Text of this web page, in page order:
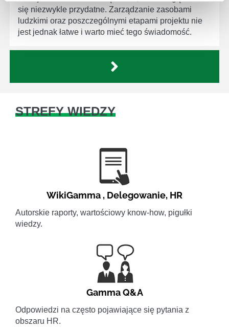
się niezwykle przydatne. Zarządzanie zasobami
ludzkimi oraz poszczególnymi etapami projektu nie
jest jednak łatwe i warto mieć tego świadomość.
STREFY WIEDZY
WikiGamma , Delegowanie, HR
Autorskie raporty, wartościowy know-how, pigułki
wiedzy.
Gamma Q&A
Odpowiedzi na często pojawiające się pytania z
obszaru HR.